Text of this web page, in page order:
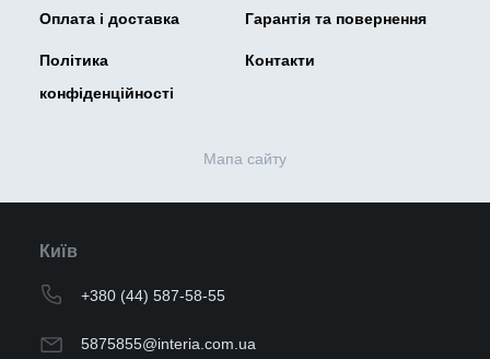
Оплата і доставка Гарантія та повернення
Політика
конфіденційності
Контакти
Мапа сайту
Київ
+380 (44) 587-58-55
5875855@interia.com.ua